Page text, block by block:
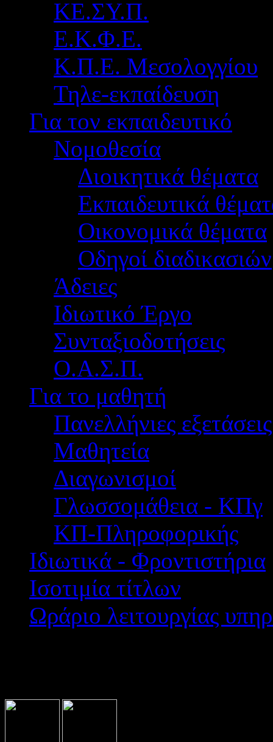
ΚΕ.ΣΥ.Π.
Ε.Κ.Φ.Ε.
Κ.Π.Ε. Μεσολογγίου
Τηλε-εκπαίδευση
Για τον εκπαιδευτικό
Νομοθεσία
Διοικητικά θέματα
Εκπαιδευτικά
Οικονομικά θέματα
Οδηγοί διαδικασιών
Άδειες
Ιδιωτικό Έργο
Συνταξιοδοτήσεις
Ο.Α.Σ.Π.
Για το μαθητή
Πανελλήνιες εξετάσεις
Μαθητεία
Διαγωνισμοί
Γλωσσομάθεια - ΚΠγ
ΚΠ-Πληροφορικής
Ιδιωτικά - Φροντιστήρια
Ισοτιμία τίτλων
Ωράριο λειτουργίας